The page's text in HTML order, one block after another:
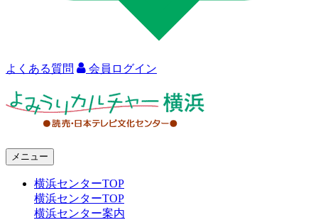
よくある質問 会員ログイン
メニュー
横浜センターTOP
横浜センターTOP
横浜センター案内